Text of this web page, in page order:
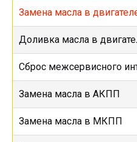
Замена масла в
Доливка масла в
Сброс межсервисного
Замена масла в АКПП
Замена масла в МКПП